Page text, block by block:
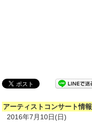
アーティストコンサート情報
2016年7月10日(日)